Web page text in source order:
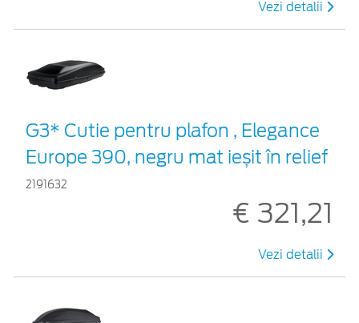
Vezi detalii
G3* Cutie pentru plafon , Elegance
Europe 390, negru mat ieșit în relief
2191632
€ 321,21
Vezi detalii